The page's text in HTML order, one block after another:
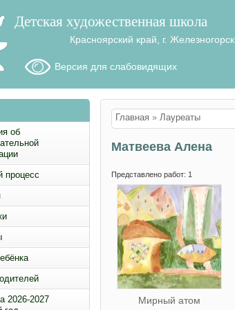
Детская художественная школа
Красноярский край, г. Железногорск
Версия для слабовидящих
об
процесс
2026-2027
Вы здесь
Главная » Лауреаты
Матвеева Алена
Представлено работ: 1
Мирный атом